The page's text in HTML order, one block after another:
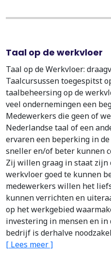
Taal op de werkvloer
Taal op de Werkvloer:
Taalcursussen toegespitst
taalbeheersing op de
veel ondernemingen een
Medewerkers die geen of
Nederlandse taal of een
ervaren een beperking in
sneller en/of beter kunnen
Zij willen graag in staat zijn
werkvloer goed te kunnen
medewerkers willen het
kunnen verrichten en
op het werkgebied
investering in mensen en
bedrijf is derhalve
[ Lees meer ]